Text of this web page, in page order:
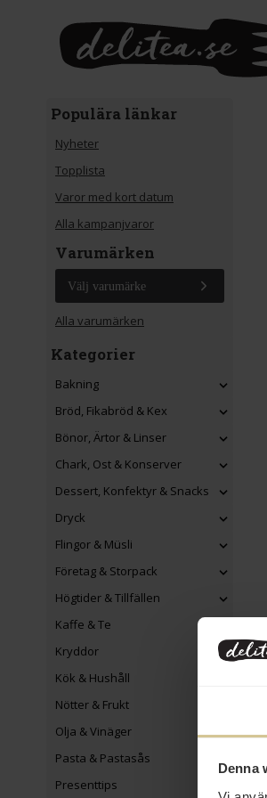
Denna
Populära länkar
Nyheter
Topplista
Varor med kort datum
Alla kampanjvaror
Varumärken
Välj varumärke
Alla varumärken
Kategorier
Bakning
Bröd, Fikabröd & Kex
Bönor, Ärtor & Linser
Chark, Ost & Konserver
Dessert, Konfektyr & Snacks
Dryck
Flingor & Müsli
Företag & Storpack
Högtider & Tillfällen
Kaffe & Te
Kryddor
Kök & Hushåll
Nötter & Frukt
Olja & Vinäger
Pasta & Pastasås
Presenttips